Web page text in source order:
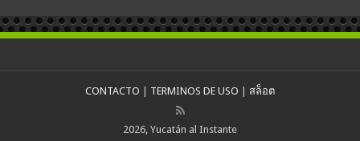
CONTACTO TERMINOS DE USO สล็อต
2026, Yucatán al Instante